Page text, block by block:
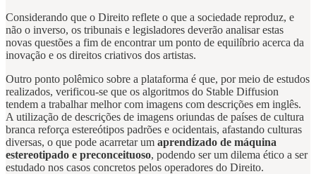
Considerando que o Direito reflete o que a sociedade reproduz, e
não o inverso, os tribunais e legisladores deverão analisar estas
novas questões a fim de encontrar um ponto de equilíbrio acerca da
inovação e os direitos criativos dos artistas.
Outro ponto polêmico sobre a plataforma é que, por meio de estudos
realizados, verificou-se que os algoritmos do Stable Diffusion
tendem a trabalhar melhor com imagens com descrições em inglês.
A utilização de descrições de imagens oriundas de países de cultura
branca reforça estereótipos padrões e ocidentais, afastando culturas
diversas, o que pode acarretar um aprendizado de máquina
estereotipado e preconceituoso, podendo ser um dilema ético a ser
estudado nos casos concretos pelos operadores do Direito.